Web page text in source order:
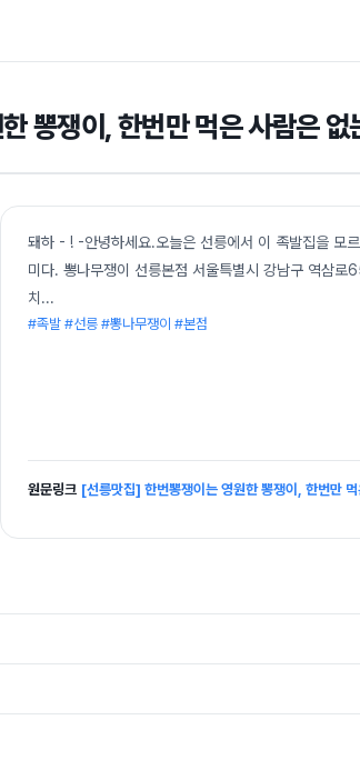
뽕쟁이, 한번만 먹은 사람은
돼하 - ! -안녕하세요.오늘은 선릉에서 이 족발집을 모
미다. 뽕나무쟁이 선릉본점 서울특별시 강남구 역삼
치 ...
#족발 #선릉 #뽕나무쟁이 #본점
원문링크 [선릉맛집] 한번뽕쟁이는 영원한 뽕쟁이, 한번